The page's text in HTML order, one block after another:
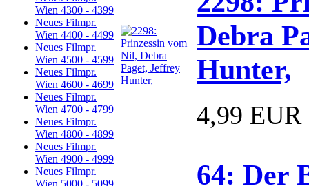
Wien 4300 - 4399
Neues Filmpr.
Wien 4400 - 4499
Neues Filmpr.
Wien 4500 - 4599
Neues Filmpr.
Wien 4600 - 4699
Neues Filmpr.
Wien 4700 - 4799
Neues Filmpr.
Wien 4800 - 4899
Neues Filmpr.
Wien 4900 - 4999
Neues Filmpr.
Wien 5000 - 5099
Debra
Hunter,
4,99 EUR
64: Der